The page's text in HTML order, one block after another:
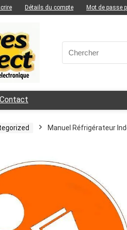
Détails du compte Mot de passe
Contact
Manuel Réfrigérateur